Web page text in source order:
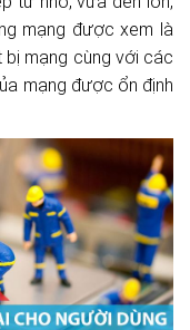
mạng được xem là
mạng cùng với các
mạng được ổn định